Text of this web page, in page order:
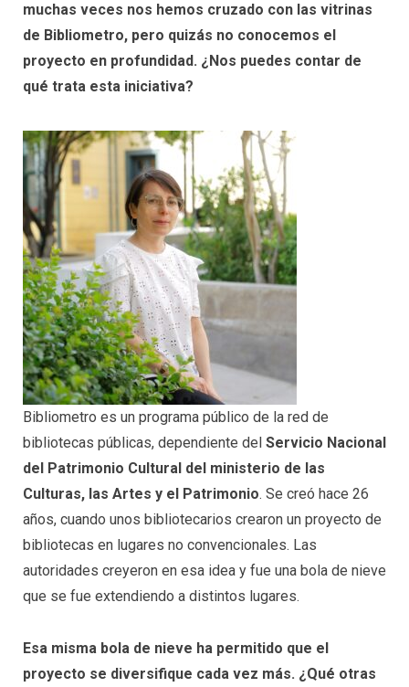
muchas veces nos hemos cruzado con las vitrinas
de Bibliometro, pero quizás no conocemos el
proyecto en profundidad. ¿Nos puedes contar de
qué trata esta iniciativa?
Bibliometro es un programa público de la red de
bibliotecas públicas, dependiente del Servicio Nacional
del Patrimonio Cultural del ministerio de las
Culturas, las Artes y el Patrimonio. Se creó hace 26
años, cuando unos bibliotecarios crearon un proyecto de
bibliotecas en lugares no convencionales. Las
autoridades creyeron en esa idea y fue una bola de nieve
que se fue extendiendo a distintos lugares.
Esa misma bola de nieve ha permitido que el
proyecto se diversifique cada vez más. ¿Qué otras